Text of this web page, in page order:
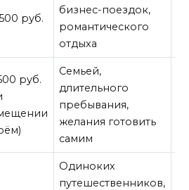
руб.
бизнес-поездок,
романтического
отдыха
руб.
Семьей,
длительного
пребывания,
желания готовить
самим
Одиноких
путешественников,